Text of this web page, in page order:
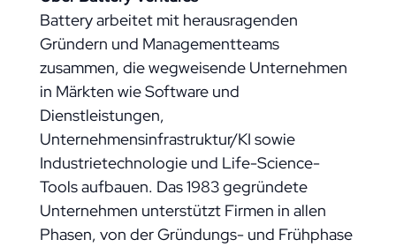
Battery arbeitet mit herausragenden
Gründern und Managementteams
zusammen, die wegweisende Unternehmen
in Märkten wie Software und
Dienstleistungen,
Unternehmensinfrastruktur/KI sowie
Industrietechnologie und Life-Science-
Tools aufbauen. Das 1983 gegründete
Unternehmen unterstützt Firmen in allen
Phasen, von der Gründungs- und Frühphase